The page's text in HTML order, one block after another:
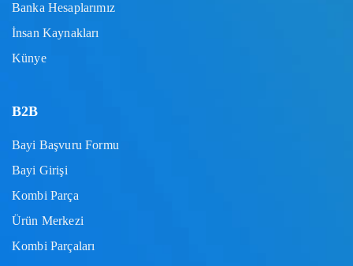
Banka Hesaplarımız
İnsan Kaynakları
Künye
B2B
Bayi Başvuru Formu
Bayi Girişi
Kombi Parça
Ürün Merkezi
Kombi Parçaları